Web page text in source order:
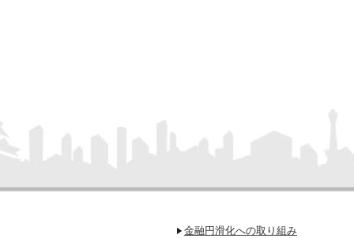
金融円滑化への取り組み